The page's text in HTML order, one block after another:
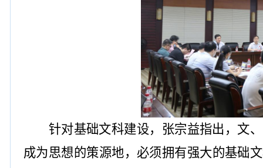
针对基础文科建设，张宗益指出，文
成为思想的策源地，必须拥有强大的基础